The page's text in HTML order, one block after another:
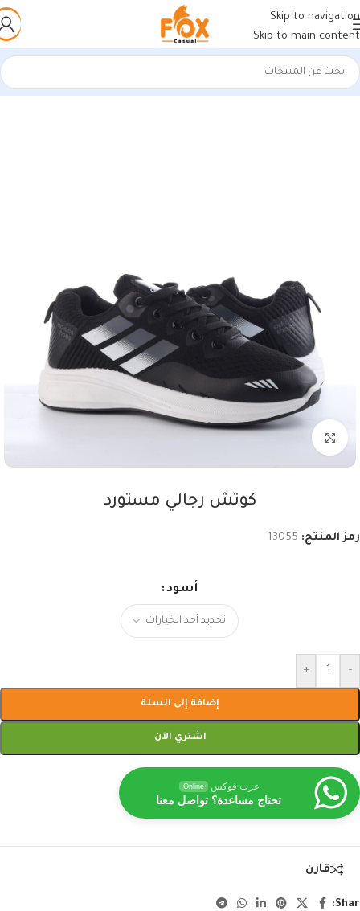
Skip to navigation
Skip to main content
الرئيسية/أحذية رجالي/كوتشي رجالي
كوتش رجالي مستورد
رمز المنتج: 13055
أسود
-
+
إضافة إلى السلة
اشتري الآن
عزت فوكس Online
تحتاج مساعدة؟ تواصل معنا
قارن